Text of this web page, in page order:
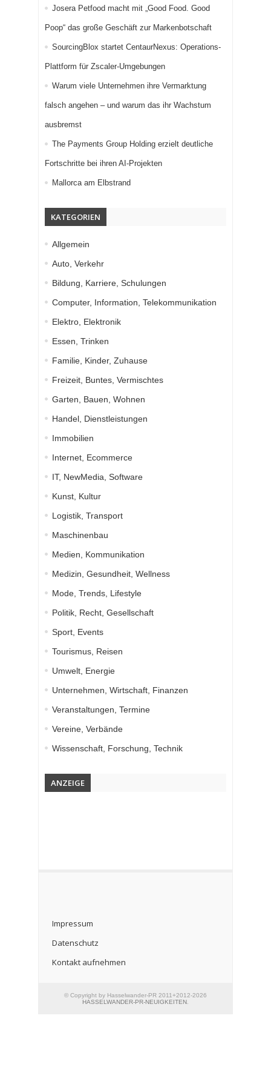
Josera Petfood macht mit „Good Food. Good
Poop“ das große Geschäft zur Markenbotschaft
SourcingBlox startet CentaurNexus: Operations-
Plattform für Zscaler-Umgebungen
Warum viele Unternehmen ihre Vermarktung
falsch angehen – und warum das ihr Wachstum
ausbremst
The Payments Group Holding erzielt deutliche
Fortschritte bei ihren AI-Projekten
Mallorca am Elbstrand
KATEGORIEN
Allgemein
Auto, Verkehr
Bildung, Karriere, Schulungen
Computer, Information, Telekommunikation
Elektro, Elektronik
Essen, Trinken
Familie, Kinder, Zuhause
Freizeit, Buntes, Vermischtes
Garten, Bauen, Wohnen
Handel, Dienstleistungen
Immobilien
Internet, Ecommerce
IT, NewMedia, Software
Kunst, Kultur
Logistik, Transport
Maschinenbau
Medien, Kommunikation
Medizin, Gesundheit, Wellness
Mode, Trends, Lifestyle
Politik, Recht, Gesellschaft
Sport, Events
Tourismus, Reisen
Umwelt, Energie
Unternehmen, Wirtschaft, Finanzen
Veranstaltungen, Termine
Vereine, Verbände
Wissenschaft, Forschung, Technik
ANZEIGE
Impressum
Datenschutz
Kontakt aufnehmen
© Copyright by Hasselwander-PR 2011+2012-2026
HASSELWANDER-PR-NEUIGKEITEN.